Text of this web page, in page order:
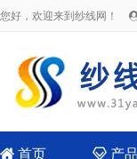
您好，欢迎来到纱线网！
 首页  产品